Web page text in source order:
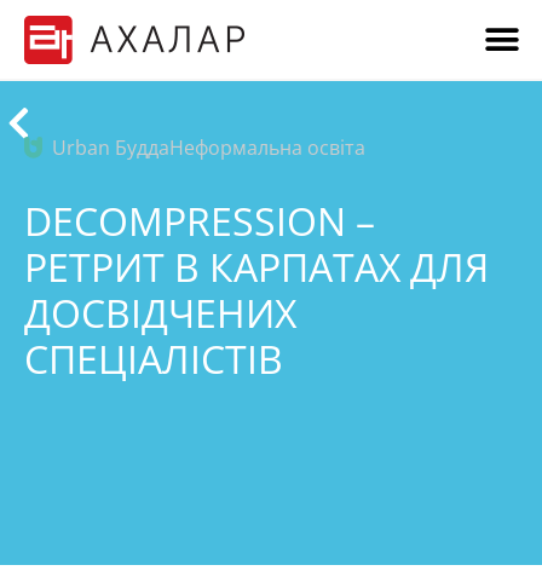
Urban БуддаНеформальна освіта
DECOMPRESSION –
РЕТРИТ В КАРПАТАХ ДЛЯ
ДОСВІДЧЕНИХ
СПЕЦІАЛІСТІВ